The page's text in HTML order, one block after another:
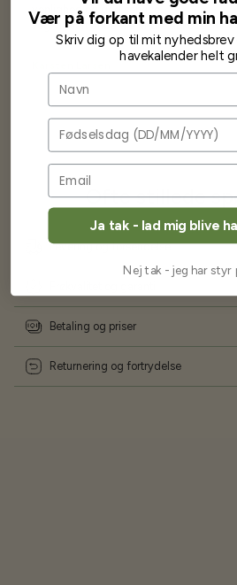
venlighed og god service.
Jeg vil klart anbefale andre at købe her
Ofte stillede
Levering og forsendelse
Betaling og priser
Returnering og fortrydelse
Vær på forkant med min
Skriv dig op til mit
havekalender helt
Navn
Fødselsdag
Ja tak - lad mig blive
Nej tak - jeg har styr